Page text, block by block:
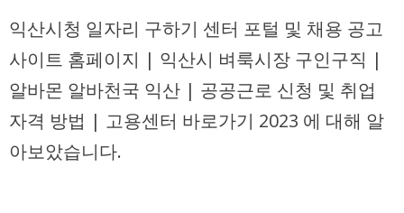
익산시청 일자리 구하기 센터 포털 및 채용 공고
사이트 홈페이지 | 익산시 벼룩시장 구인구직 |
알바몬 알바천국 익산 | 공공근로 신청 및 취업
자격 방법 | 고용센터 바로가기 2023 에 대해 알
아보았습니다.